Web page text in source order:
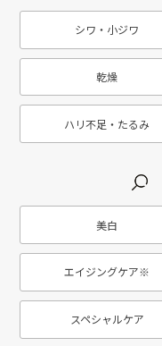
シワ・小ジワ
乾燥
ハリ不足・たるみ
美白
エイジングケア※
スペシャルケア